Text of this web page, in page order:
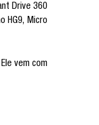
Drive 360
HG9, Micro
vem com